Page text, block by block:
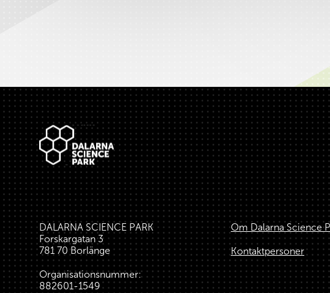
Sidfot
DALARNA SCIENCE PARK
Forskargatan 3
781 70 Borlänge
Organisationsnummer:
882601-1549
Om Dalarna Science
Kontaktpersoner